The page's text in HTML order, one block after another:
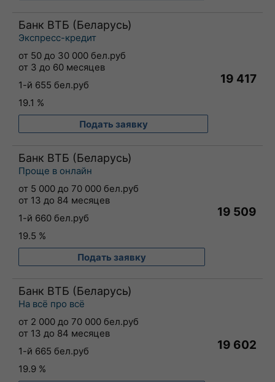
Банк ВТБ (Беларусь)
Экспресс-кредит
от 50 до 30 000 бел.руб
от 3 до 60 месяцев
1-й 655 бел.руб
19.1 %
Подать заявку
19 417
Банк ВТБ (Беларусь)
Проще в онлайн
от 5 000 до 70 000 бел.руб
от 13 до 84 месяцев
1-й 660 бел.руб
19.5 %
Подать заявку
19 509
Банк ВТБ (Беларусь)
На всё про всё
от 2 000 до 70 000 бел.руб
от 13 до 84 месяцев
1-й 665 бел.руб
19.9 %
19 602